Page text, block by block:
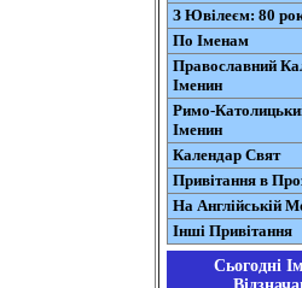
З Ювілеєм: 80
По Іменам
Православний
Іменин
Римо-
Іменин
Календар Свят
Привітання в
На Англійській
Інші Привітання
Сьогодні